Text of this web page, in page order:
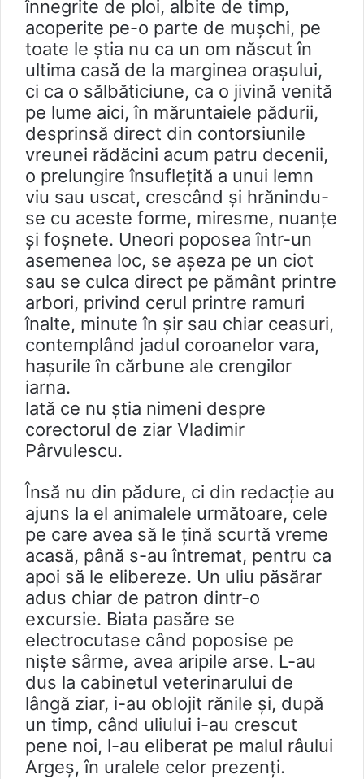
înnegrite de ploi, albite de timp,
acoperite pe-o parte de muşchi, pe
toate le ştia nu ca un om născut în
ultima casă de la marginea oraşului,
ci ca o sălbăticiune, ca o jivină venită
pe lume aici, în măruntaiele pădurii,
desprinsă direct din contorsiunile
vreunei rădăcini acum patru decenii,
o prelungire însufleţită a unui lemn
viu sau uscat, crescând și hrănindu-
se cu aceste forme, miresme, nuanțe
și foşnete. Uneori poposea într-un
asemenea loc, se așeza pe un ciot
sau se culca direct pe pământ printre
arbori, privind cerul printre ramuri
înalte, minute în şir sau chiar ceasuri,
contemplând jadul coroanelor vara,
hașurile în cărbune ale crengilor
iarna.
lată ce nu ştia nimeni despre
corectorul de ziar Vladimir
Pârvulescu.
Însă nu din pădure, ci din redacție au
ajuns la el animalele următoare, cele
pe care avea să le țină scurtă vreme
acasă, până s-au întremat, pentru ca
apoi să le elibereze. Un uliu păsărar
adus chiar de patron dintr-o
excursie. Biata pasăre se
electrocutase când poposise pe
nişte sârme, avea aripile arse. L-au
dus la cabinetul veterinarului de
lângă ziar, i-au oblojit rănile și, după
un timp, când uliului i-au crescut
pene noi, l-au eliberat pe malul râului
Argeş, în uralele celor prezenți.